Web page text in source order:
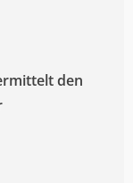
den